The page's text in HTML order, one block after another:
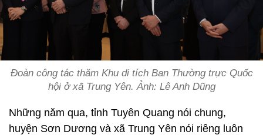
Đoàn công tác thăm Khu di tích Ban Thường trực Quốc
hội ở xã Trung Yên. Ảnh: Lê Anh Dũng
Những năm qua, tỉnh Tuyên Quang nói chung,
huyện Sơn Dương và xã Trung Yên nói riêng luôn